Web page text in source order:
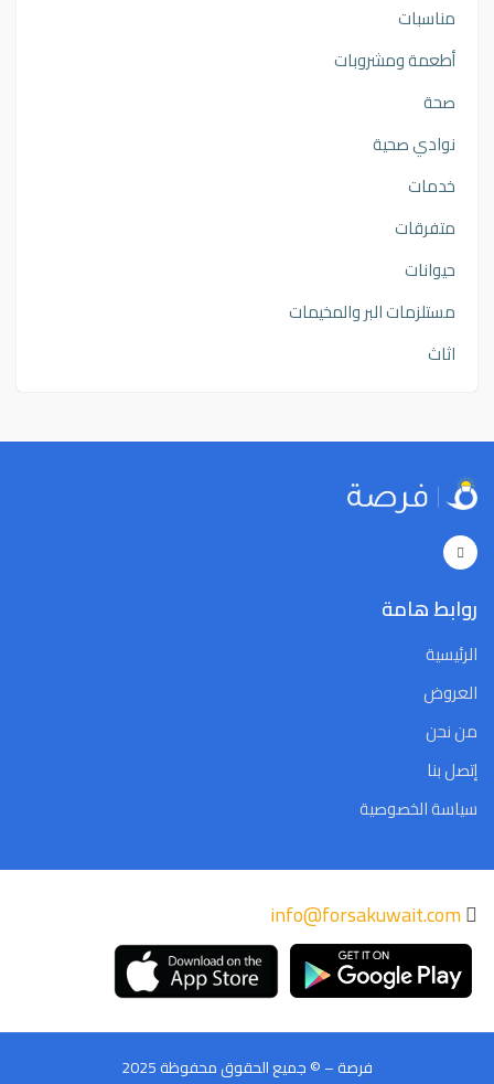
مناسبات
أطعمة ومشروبات
صحة
نوادي صحية
خدمات
متفرقات
حيوانات
مستلزمات البر والمخيمات
اثاث
روابط هامة
الرئيسية
العروض
من نحن
إتصل بنا
سياسة الخصوصية
info@forsakuwait.com
فرصة – © جميع الحقوق محفوظة 2025